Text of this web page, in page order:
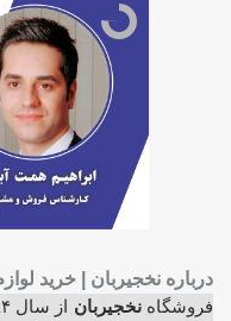
درباره نخجیربان | خرید
فروشگاه نخجیربان